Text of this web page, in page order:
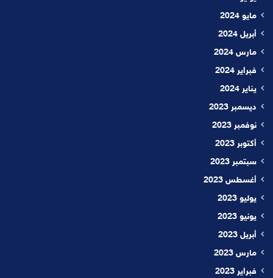
مايو 2024
أبريل 2024
مارس 2024
فبراير 2024
يناير 2024
ديسمبر 2023
نوفمبر 2023
أكتوبر 2023
سبتمبر 2023
أغسطس 2023
يوليو 2023
يونيو 2023
أبريل 2023
مارس 2023
فبراير 2023